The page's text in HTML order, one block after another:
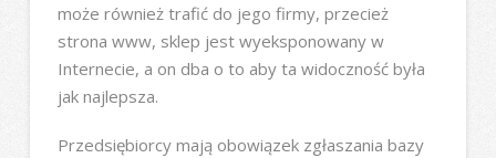
może również trafić do jego firmy, przecież
strona www, sklep jest wyeksponowany w
Internecie, a on dba o to aby ta widoczność była
jak najlepsza.
Przedsiębiorcy mają obowiązek zgłaszania bazy